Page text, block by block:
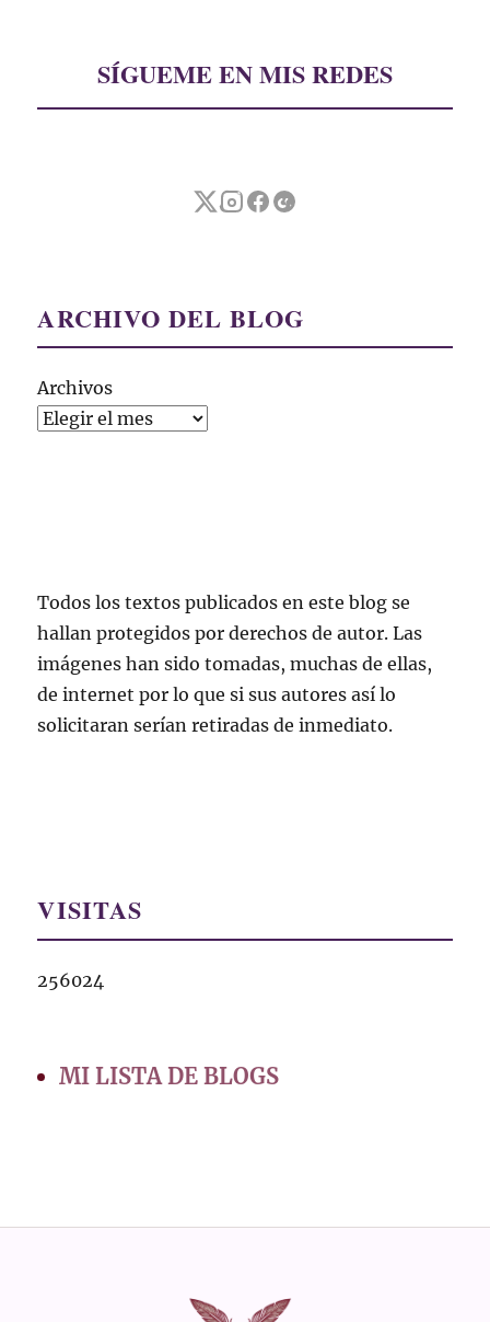
SÍGUEME EN MIS REDES
ARCHIVO DEL BLOG
Archivos
Todos los textos publicados en este blog se
hallan protegidos por derechos de autor. Las
imágenes han sido tomadas, muchas de ellas,
de internet por lo que si sus autores así lo
solicitaran serían retiradas de inmediato.
VISITAS
256024
MI LISTA DE BLOGS